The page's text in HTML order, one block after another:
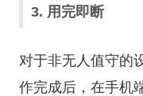
3. 用完即断
对于非无人值守的
作完成后，在手机